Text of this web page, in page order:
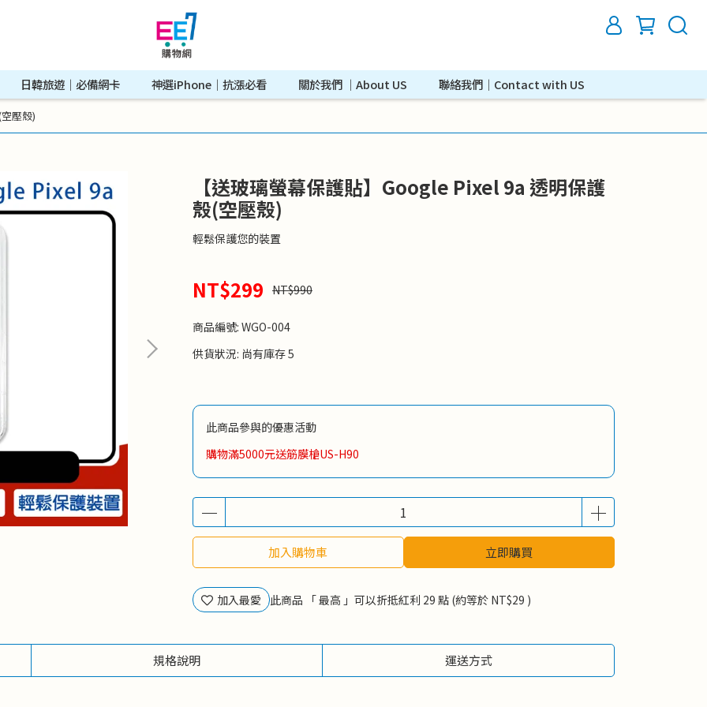
日韓旅遊｜必備網卡 神選iPhone｜抗漲必看 關於我們 ｜About US 聯絡我們｜Contact with US
壓殼)
【送玻璃螢幕保護貼】Google Pixel 9a 透明保護
殼(空壓殼)
輕鬆保護您的裝置
NT$299 NT$990
商品編號: WGO-004
供貨狀況: 尚有庫存 5
此商品參與的優惠活動
購物滿5000元送筋膜槍US-H90
加入購物車 立即購買
加入最愛 此商品 「 最高 」可以折抵紅利 29 點 (約等於 NT$29 )
規格說明 運送方式